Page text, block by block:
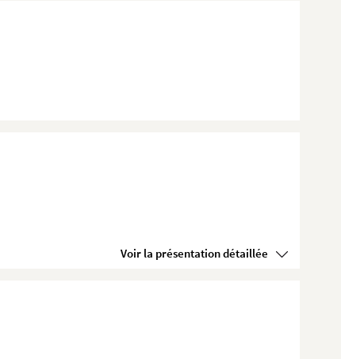
Voir la présentation détaillée